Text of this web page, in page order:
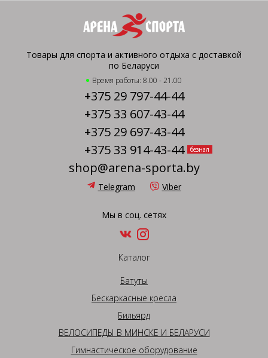
Товары для спорта и активного отдыха с доставкой
по Беларуси
Время работы: 8.00 - 21.00
+375 29 797-44-44
+375 33 607-43-44
+375 29 697-43-44
+375 33 914-43-44
безнал
shop@arena-sporta.by
Telegram Viber
Мы в соц. сетях
Каталог
Батуты
Бескаркасные кресла
Бильярд
ВЕЛОСИПЕДЫ В МИНСКЕ И БЕЛАРУСИ
Гимнастическое оборудование